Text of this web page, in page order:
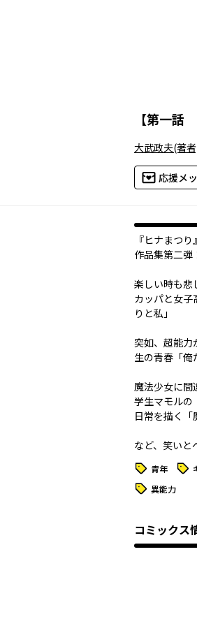
【第一話
大武政夫(著
応援メ
『ヒナまつ
作品集第二弾
楽しい時も悲
カッパと女子
りと私」
突如、超能力
生の青春「俺
魔法少女に間
学生マモルの
日常を描く「
など、笑いと
タグ 青年 タグ
タグ 異能力
コミックス